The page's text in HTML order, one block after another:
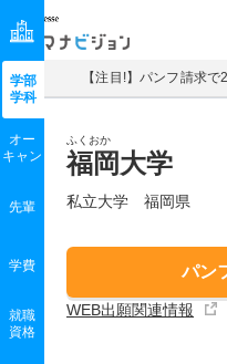
マナビジョン
【注目!】パンフ請求
ふくおか
福岡大学
私立大学 福岡県
パン
WEB出願関連情報
学部
学科
オー
キャン
先輩
学費
就職
資格